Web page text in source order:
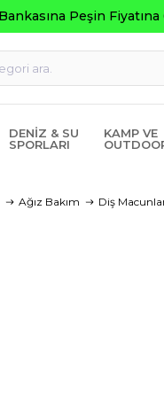
Seçili
DENIZ & SU
SPORLARI
KAMP VE
Ağız Bakım Diş